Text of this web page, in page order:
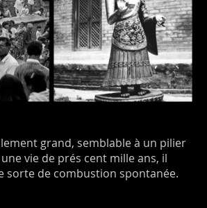
grand, semblable à un pilier
vie de prés cent mille ans, il
sorte de combustion spontanée.